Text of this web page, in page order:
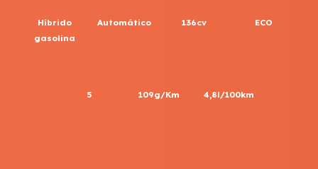
Híbrido
gasolina
Automático 136cv ECO
5 109g/Km 4,8l/100km